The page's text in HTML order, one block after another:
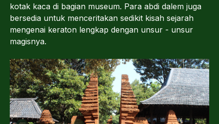
kotak kaca di bagian museum. Para abdi dalem juga
bersedia untuk menceritakan sedikit kisah sejarah
mengenai keraton lengkap dengan unsur - unsur
magisnya.